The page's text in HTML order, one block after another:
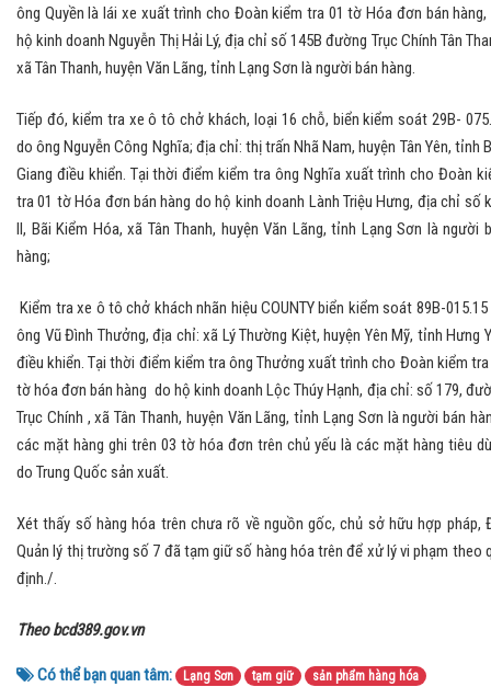
ông Quyền là lái xe xuất trình cho Đoàn kiểm tra 01 tờ Hóa đơn bán hàng,
hộ kinh doanh Nguyễn Thị Hải Lý, địa chỉ số 145B đường Trục Chính Tân
xã Tân Thanh, huyện Văn Lãng, tỉnh Lạng Sơn là người bán hàng.
Tiếp đó, kiểm tra xe ô tô chở khách, loại 16 chỗ, biển kiểm soát 29B-
do ông Nguyễn Công Nghĩa; địa chỉ: thị trấn Nhã Nam, huyện Tân Yên, tỉnh
Giang điều khiển. Tại thời điểm kiểm tra ông Nghĩa xuất trình cho Đoàn
tra 01 tờ Hóa đơn bán hàng do hộ kinh doanh Lành Triệu Hưng, địa chỉ số
II, Bãi Kiểm Hóa, xã Tân Thanh, huyện Văn Lãng, tỉnh Lạng Sơn là người
hàng;
Kiểm tra xe ô tô chở khách nhãn hiệu COUNTY biển kiểm soát 89B-
ông Vũ Đình Thưởng, địa chỉ: xã Lý Thường Kiệt, huyện Yên Mỹ, tỉnh Hưng
điều khiển. Tại thời điểm kiểm tra ông Thưởng xuất trình cho Đoàn kiểm tra
tờ hóa đơn bán hàng do hộ kinh doanh Lộc Thúy Hạnh, địa chỉ: số 179,
Trục Chính , xã Tân Thanh, huyện Văn Lãng, tỉnh Lạng Sơn là người bán
các mặt hàng ghi trên 03 tờ hóa đơn trên chủ yếu là các mặt hàng tiêu
do Trung Quốc sản xuất.
Xét thấy số hàng hóa trên chưa rõ về nguồn gốc, chủ sở hữu hợp pháp,
Quản lý thị trường số 7 đã tạm giữ số hàng hóa trên để xử lý vi phạm theo
định./.
Theo bcd389.gov.vn
Có thể bạn quan tâm: Lạng Sơn tạm giữ
sản phẩm hàng hóa